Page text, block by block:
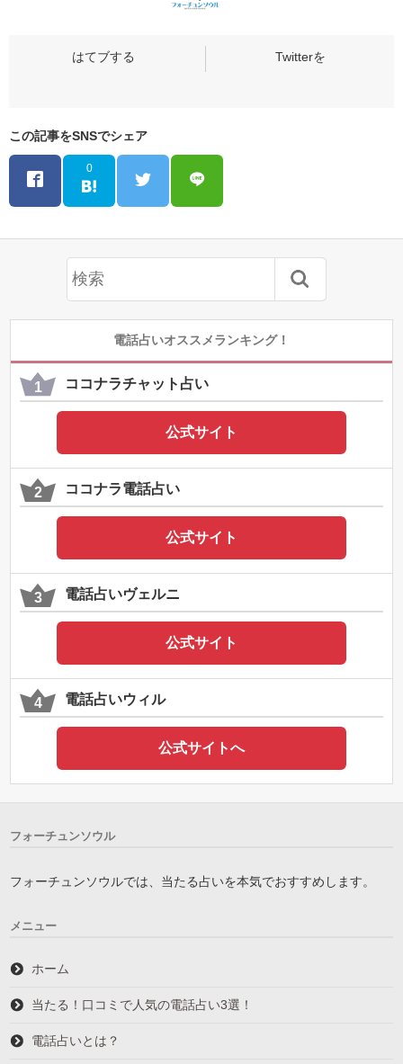
この記事をSNSでシェア
0
電話占いオススメランキング！
ココナラチャット占い
公式サイト
ココナラ電話占い
公式サイト
電話占いヴェルニ
公式サイト
電話占いウィル
公式サイトへ
フォーチュンソウル
フォーチュンソウルでは、当たる占いを本気でおすすめします。
メニュー
ホーム
当たる！口コミで人気の電話占い3選！
電話占いとは？